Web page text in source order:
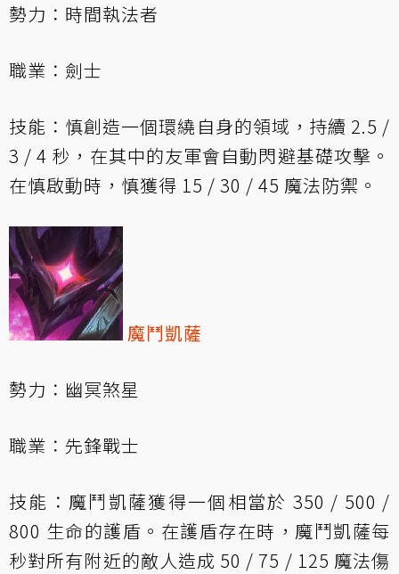
勢力：時間執法者
職業：劍士
技能：慎創造一個環繞自身的領域，持續 2.5 /
3 / 4 秒，在其中的友軍會自動閃避基礎攻擊。
在慎啟動時，慎獲得 15 / 30 / 45 魔法防禦。
魔鬥凱薩
勢力：幽冥煞星
職業：先鋒戰士
技能：魔鬥凱薩獲得一個相當於 350 / 500 /
800 生命的護盾。在護盾存在時，魔鬥凱薩每
秒對所有附近的敵人造成 50 / 75 / 125 魔法傷